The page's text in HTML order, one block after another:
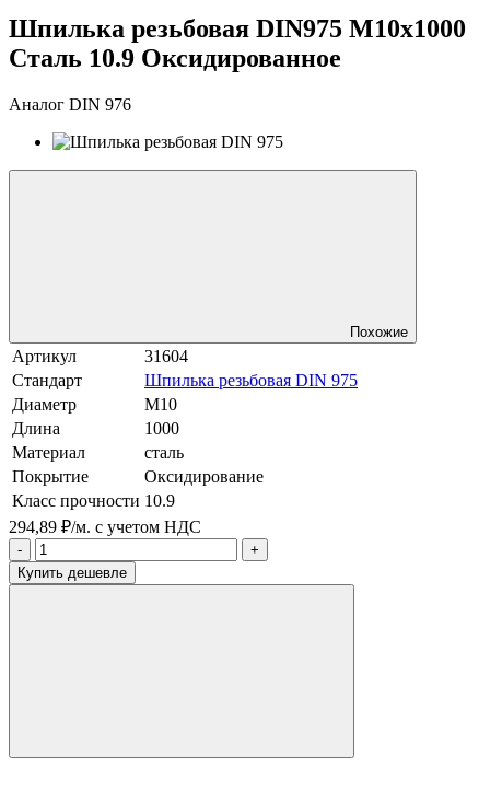
Шпилька резьбовая DIN975 М10х1000
Сталь 10.9 Оксидированное
Аналог DIN 976
Похожие
Артикул
31604
Стандарт
Шпилька резьбовая DIN 975
Диаметр
М10
Длина
1000
Материал
сталь
Покрытие
Оксидирование
Класс прочности 10.9
294,89 ₽/м. с учетом НДС
-
+
Купить дешевле